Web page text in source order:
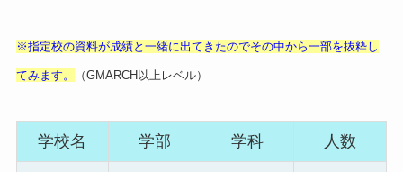
※指定校の資料が成績と一緒に出てきたのでその中から一部を抜粋し
てみます。 （GMARCH以上レベル）
学校名 学部 学科 人数